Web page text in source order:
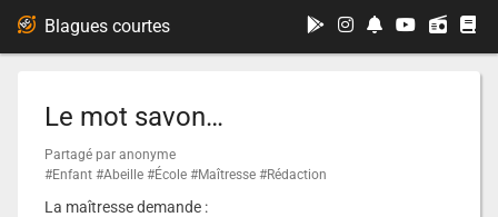
Le mot savon…
Partagé par anonyme
#Enfant #Abeille #École #Maîtresse #Rédaction
La maîtresse demande :
Blagues courtes